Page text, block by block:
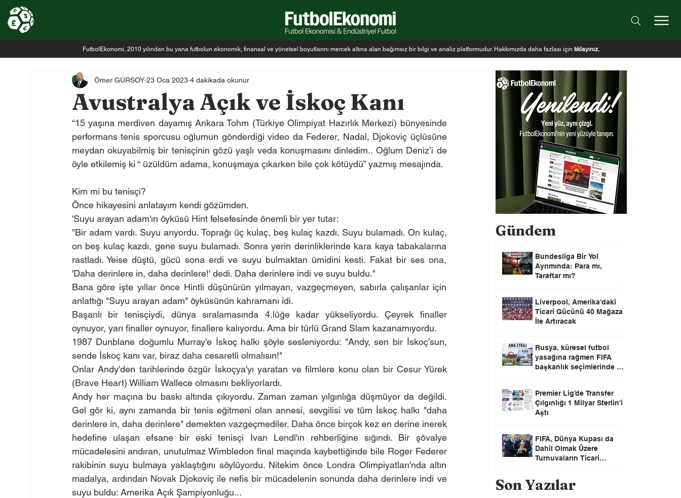
FutbolEkonomi, 2010 yılından bu yana futbolun ekonomik, finansal ve yönetsel boyutlarını mercek altına alan bağımsız bir bilgi ve analiz platformudur. Hakkımızda daha fazlası için tıklayınız.
Avustralya Açık ve İskoç Kanı
Ömer GÜRSOY 23 Oca 2023 4 dakikada okunur
“15 yaşına merdiven dayamış Ankara Tohm (Türkiye Olimpiyat Hazırlık Merkezi) bünyesinde
performans tenis sporcusu oğlumun gönderdiği video da Federer, Nadal, Djokoviç üçlüsüne
meydan okuyabilmiş bir tenisçinin gözü yaşlı veda konuşmasını dinledim.. Oğlum Deniz’i de
öyle etkilemiş ki “ üzüldüm adama, konuşmaya çıkarken bile çok kötüydü” yazmış mesajında.
Kim mi bu tenisçi?
Önce hikayesini anlatayım kendi gözümden.
'Suyu arayan adam'ın öyküsü Hint felsefesinde önemli bir yer tutar:
"Bir adam vardı. Suyu arıyordu. Toprağı üç kulaç, beş kulaç kazdı. Suyu bulamadı. On kulaç,
on beş kulaç kazdı, gene suyu bulamadı. Sonra yerin derinliklerinde kara kaya tabakalarına
rastladı. Yeise düştü, gücü sona erdi ve suyu bulmaktan ümidini kesti. Fakat bir ses ona,
'Daha derinlere in, daha derinlere!' dedi. Daha derinlere indi ve suyu buldu."
Bana göre işte yıllar önce Hintli düşünürün yılmayan, vazgeçmeyen, sabırla çalışanlar için
anlattığı "Suyu arayan adam" öyküsünün kahramanı idi.
Başarılı bir tenisçiydi, dünya sıralamasında 4.lüğe kadar yükseliyordu. Çeyrek finaller
oynuyor, yarı finaller oynuyor, finallere kalıyordu. Ama bir türlü Grand Slam kazanamıyordu.
1987 Dunblane doğumlu Murray'e İskoç halkı şöyle sesleniyordu: "Andy, sen bir İskoç’sun,
sende İskoç kanı var, biraz daha cesaretli olmalısın!"
Onlar Andy'den tarihlerinde özgür İskoçya'yı yaratan ve filmlere konu olan bir Cesur Yürek
(Brave Heart) William Wallece olmasını bekliyorlardı.
Andy her maçına bu baskı altında çıkıyordu. Zaman zaman yılgınlığa düşmüyor da değildi.
Gel gör ki, aynı zamanda bir tenis eğitmeni olan annesi, sevgilisi ve tüm İskoç halkı "daha
derinlere in, daha derinlere" demekten vazgeçmediler. Daha önce birçok kez en derine inerek
hedefine ulaşan efsane bir eski tenisçi Ivan Lendl'ın rehberliğine sığındı. Bir şövalye
mücadelesini andıran, unutulmaz Wimbledon final maçında kaybettiğinde bile Roger Federer
rakibinin suyu bulmaya yaklaştığını söylüyordu. Nitekim önce Londra Olimpiyatları'nda altın
madalya, ardından Novak Djokoviç ile nefis bir mücadelenin sonunda daha derinlere indi ve
suyu buldu: Amerika Açık Şampiyonluğu...
Gündem
Bundesliga Bir Yol
Ayrımında: Para mı,
Taraftar mı?
Liverpool, Amerika'daki
Ticari Gücünü 40 Mağaza
İle Artıracak
Rusya, küresel futbol
yasağına rağmen FIFA
başkanlık seçimlerinde oy
Premier Lig’de Transfer
Çılgınlığı 1 Milyar Sterlin'i
Aştı
FIFA, Dünya Kupası da
Dahil Olmak Üzere
Turnuvaların Ticari
Son Yazılar